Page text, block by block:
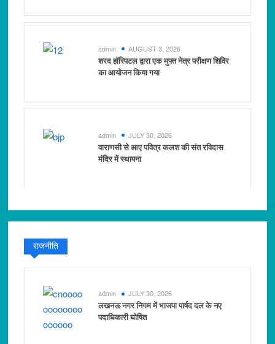
admin AUGUST 3, 2026
शरद हॉस्पिटल द्वारा एक मुफ्त नेत्र परीक्षण शिविर
का आयोजन किया गया
admin JULY 30, 2026
वाराणसी से आए पवित्र कलश की संत रविदास
मंदिर में स्थापना
राजनीति
admin JULY 30, 2026
लखनऊ नगर निगम में भाजपा पार्षद दल के नए
पदाधिकारी घोषित